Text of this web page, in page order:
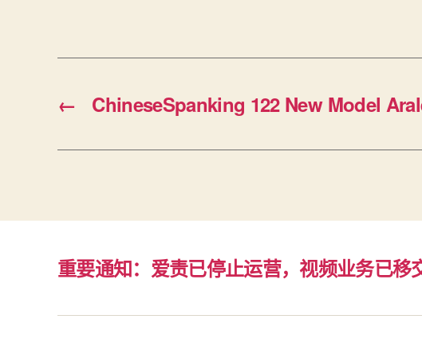
← ChineseSpanking 122 New Model
重要通知：爱责已停止运营，视频业务已移